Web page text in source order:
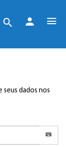
seus dados nos